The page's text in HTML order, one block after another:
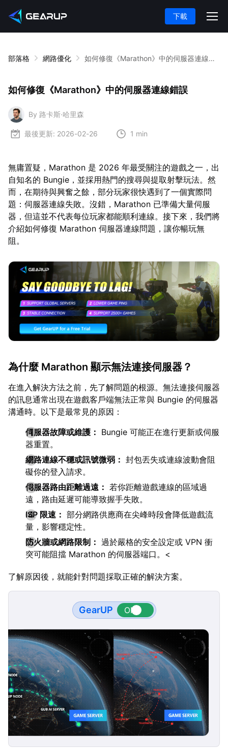
下載
部落格 網路優化 如何修復《Marathon》中的伺服器連線錯誤
如何修復《Marathon》中的伺服器連線錯誤
By 路卡斯·哈里森
最後更新: 2026-02-26 1 min
無庸置疑，Marathon 是 2026 年最受關注的遊戲之一，出
自知名的 Bungie，並採用熱門的搜尋與提取射擊玩法。然
而，在期待與興奮之餘，部分玩家很快遇到了一個實際問
題：伺服器連線失敗。沒錯，Marathon 已準備大量伺服
器，但這並不代表每位玩家都能順利連線。接下來，我們將
介紹如何修復 Marathon 伺服器連線問題，讓你暢玩無
阻。
為什麼 Marathon 顯示無法連接伺服器？
在進入解決方法之前，先了解問題的根源。無法連接伺服器
的訊息通常出現在遊戲客戶端無法正常與 Bungie 的伺服器
溝通時。以下是最常見的原因：
伺服器故障或維護： Bungie 可能正在進行更新或伺服
器重置。
網路連線不穩或訊號微弱： 封包丟失或連線波動會阻
礙你的登入請求。
伺服器路由距離過遠： 若你距離遊戲連線的區域過
遠，路由延遲可能導致握手失敗。
ISP 限速： 部分網路供應商在尖峰時段會降低遊戲流
量，影響穩定性。
防火牆或網路限制： 過於嚴格的安全設定或 VPN 衝
突可能阻擋 Marathon 的伺服器端口。<
了解原因後，就能針對問題採取正確的解決方案。
GearUP